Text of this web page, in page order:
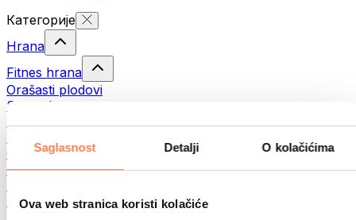
Saglasnost Detalji O kolačićima
Ova web stranica koristi kolačiće
Категорије
Hrana
Fitnes hrana
Orašasti plodovi
Semenke
Namazi i paste
Gotova jela
Јаја
Meso